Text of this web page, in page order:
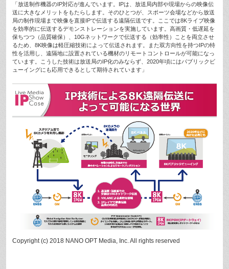
「放送制作機器のIP対応が進んでいます。IPは、放送局内部や現場からの映像伝
送に大きなメリットをもたらします。そのひとつが、スポーツ会場などから放送
局の制作現場まで映像を直接IPで伝送する遠隔伝送です。ここでは8Kライブ映像
を効率的に伝送するデモンストレーションを実施しています。高画質・低遅延を
保ちつつ（品質確保）、10Gネットワークで伝送する（効率性）ことを両立させ
るため、8K映像は軽圧縮技術によって伝送されます。また双方向性を持つIPの特
性を活用し、遠隔地に設置されている機材のリモートコントロールが可能になっ
ています。こうした技術は放送局のIP化のみならず、2020年頃にはパブリックビ
ューイングにも応用できるとして期待されています」
Copyright (c) 2018 NANO OPT Media, Inc. All rights reserved